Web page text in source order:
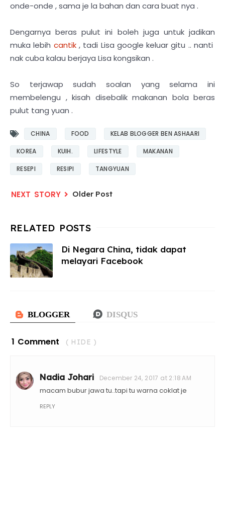
onde-onde , sama je la bahan dan cara buat nya .
Dengarnya beras pulut ini boleh juga untuk jadikan
muka lebih cantik , tadi Lisa google keluar gitu .. nanti
nak cuba kalau berjaya Lisa kongsikan .
So terjawap sudah soalan yang selama ini
membelengu , kisah disebalik makanan bola beras
pulut tang yuan .
CHINA FOOD KELAB BLOGGER BEN ASHAARI
KOREA KUIH. LIFESTYLE MAKANAN
RESEPI RESIPI TANGYUAN
Older Post
Di Negara China, tidak dapat
melayari Facebook
1 Comment ( HIDE )
Nadia Johari December 24, 2017 at 2:18 AM
macam bubur jawa tu..tapi tu warna coklat je
REPLY